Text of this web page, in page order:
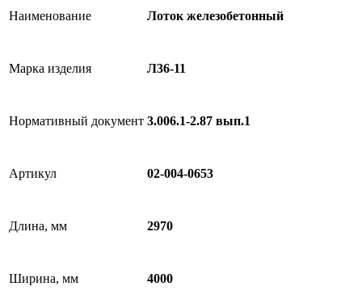
Наименование Лоток железобетонный
Марка изделия Л36-11
Нормативный документ 3.006.1-2.87 вып.1
Артикул 02-004-0653
Длина, мм 2970
Ширина, мм 4000